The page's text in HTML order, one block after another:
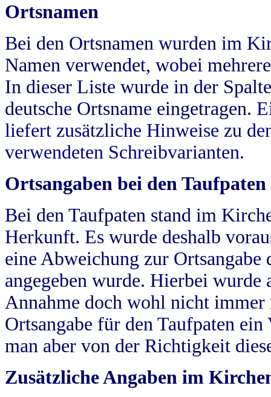
Ortsnamen
Bei den Ortsnamen wurden im
Namen verwendet, wobei
In dieser Liste wurde in der
deutsche Ortsname eingetragen.
liefert zusätzliche Hinweise zu
verwendeten Schreibvarianten.
Ortsangaben bei den Taufpaten
Bei den Taufpaten stand im
Herkunft. Es wurde deshalb
eine Abweichung zur
angegeben wurde. Hierbei wurde
Annahme doch wohl nicht
Ortsangabe für den Taufpaten
man aber von der Richtigkeit
Zusätzliche Angaben im